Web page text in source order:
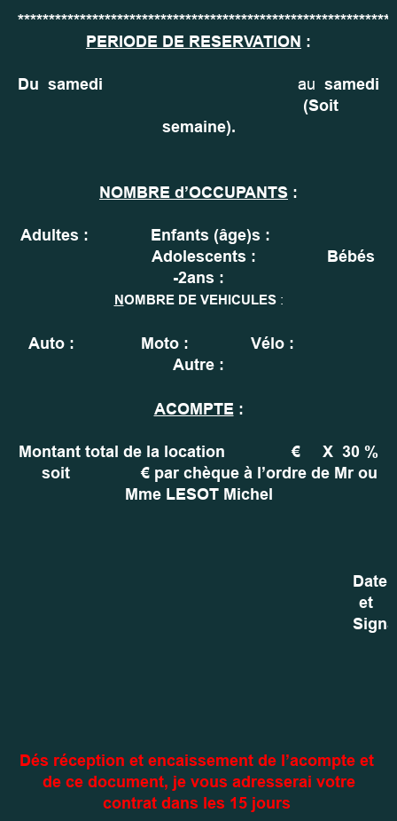
PERIODE DE RESERVATION :
Du samedi au samedi
(Soit
semaine).
NOMBRE d’OCCUPANTS :
Adultes :
Enfants (âge)s :
Adolescents :
Bébés
-2ans :
NOMBRE DE VEHICULES:
Auto : Moto :
Vélo :
Autre :
ACOMPTE:
Montant total de la location € X 30 %
soit
€ par chèque à l’ordre de Mr ou
Mme LESOT Michel
Date
et
Dés réception et encaissement de l’acompte et
de ce document, je vous adresserai votre
contrat dans les 15 jours